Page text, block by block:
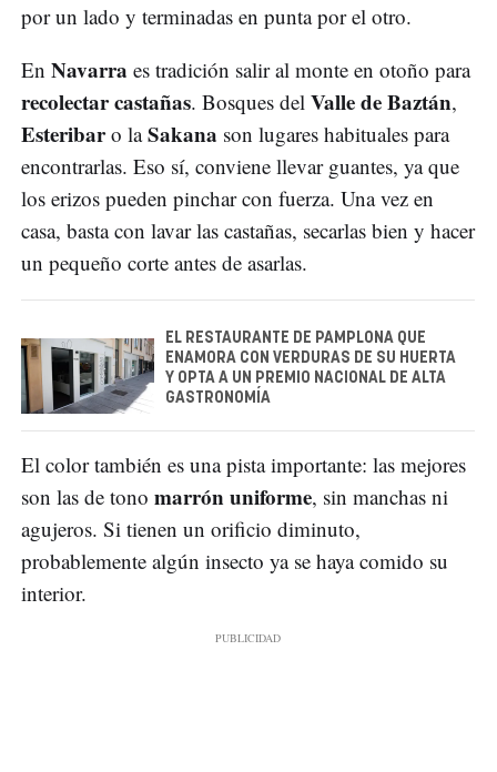
por un lado y terminadas en punta por el otro.
En Navarra es tradición salir al monte en otoño para
recolectar castañas. Bosques del Valle de Baztán,
Esteribaro laSakana son lugares habituales para
encontrarlas. Eso sí, conviene llevar guantes, ya que
los erizos pueden pinchar con fuerza. Una vez en
casa, basta con lavar las castañas, secarlas bien y hacer
un pequeño corte antes de asarlas.
EL RESTAURANTE DE PAMPLONA QUE
ENAMORA CON VERDURAS DE SU HUERTA
Y OPTA A UN PREMIO NACIONAL DE ALTA
GASTRONOMÍA
El color también es una pista importante: las mejores
son las de tono marrón uniforme, sin manchas ni
agujeros. Si tienen un orificio diminuto,
probablemente algún insecto ya se haya comido su
interior.